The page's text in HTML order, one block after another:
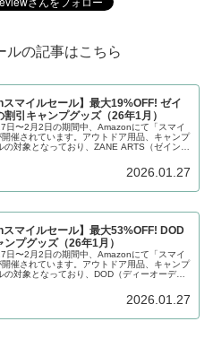
ルの記事はこちら
スマイルセール】最大19%OFF! ゼイ
割引キャンプグッズ（26年1月）
日〜2月2日の期間中、Amazonにて「スマイ
催されています。アウトドア用品、キャンプ
の対象となっており、ZANE ARTS（ゼインア
2026.01.27
スマイルセール】最大53%OFF! DOD
ンプグッズ（26年1月）
日〜2月2日の期間中、Amazonにて「スマイ
催されています。アウトドア用品、キャンプ
の対象となっており、DOD（ディーオーディ
2026.01.27